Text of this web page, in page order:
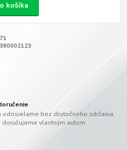
košíka
odosielame bez zbytočného zdržania.
vlastným autom.